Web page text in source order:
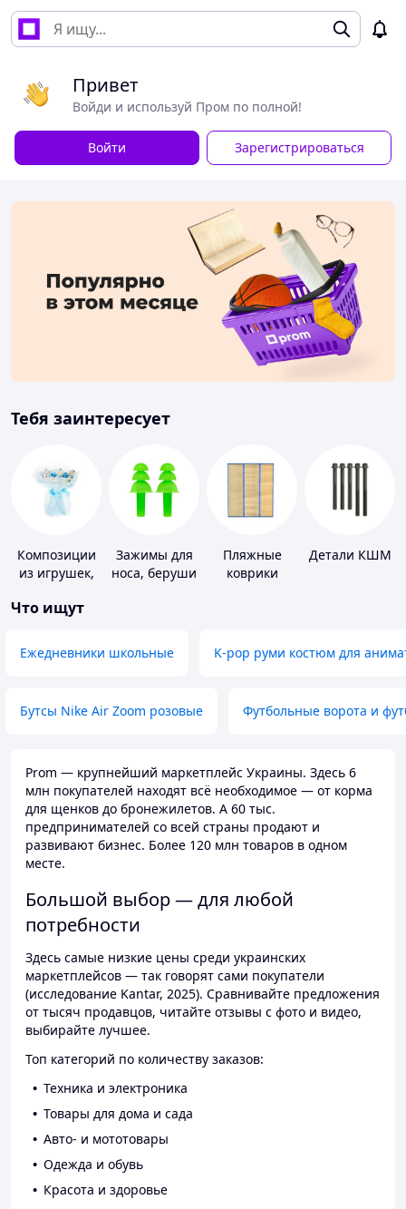
Привет
Войди и используй Пром по полной!
Войти Зарегистрироваться
Тебя заинтересует
Композиции
из игрушек,
подгузников
Зажимы для
носа, беруши
Пляжные
коврики
Детали КШМ
Что ищут
Ежедневники школьные K-pop руми костюм для
Бутсы Nike Air Zoom розовые Футбольные ворота и
Prom — крупнейший маркетплейс Украины. Здесь 6
млн покупателей находят всё необходимое — от корма
для щенков до бронежилетов. А 60 тыс.
предпринимателей со всей страны продают и
развивают бизнес. Более 120 млн товаров в одном
месте.
Большой выбор — для любой
потребности
Здесь самые низкие цены среди украинских
маркетплейсов — так говорят сами покупатели
(исследование Kantar, 2025). Сравнивайте предложения
от тысяч продавцов, читайте отзывы с фото и видео,
выбирайте лучшее.
Топ категорий по количеству заказов:
Техника и электроника
Товары для дома и сада
Авто- и мототовары
Одежда и обувь
Красота и здоровье